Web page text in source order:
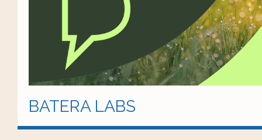
BATERA LABS